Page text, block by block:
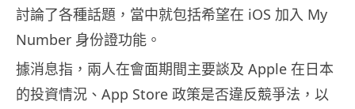
討論了各種話題，當中就包括希望在 iOS 加入 My
Number 身份證功能。
據消息指，兩人在會面期間主要談及 Apple 在日本
的投資情況、App Store 政策是否違反競爭法，以